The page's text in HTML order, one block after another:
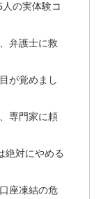
の実体験コ
弁護士に救
が覚めまし
専門家に頼
絶対にやめる
座凍結の危